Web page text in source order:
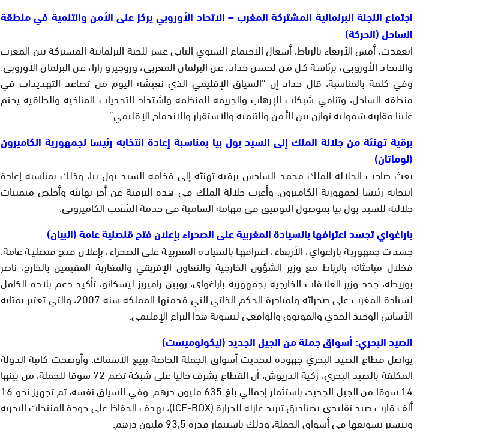
اجتماع اللجنة البرلمانية المشتركة المغرب – الاتحاد الأوروبي يركز على الأمن والتنمية في منطقة
الساحل (الحركة)
انعقدت، أمس الأربعاء بالرباط، أشغال الاجتماع السنوي الثاني عشر للجنة البرلمانية المشتركة بين المغرب
والاتحاد الأوروبي، برئاسة كل من لحسن حداد، عن البرلمان المغربي، وروجيرو رازا، عن البرلمان الأوروبي.
وفي كلمة بالمناسبة، قال حداد إن “السياق الإقليمي الذي نعيشه اليوم من تصاعد التهديدات في
منطقة الساحل، وتنامي شبكات الإرهاب والجريمة المنظمة واشتداد التحديات المناخية والطاقية يحتم
علينا مقاربة شمولية توازن بين الأمن والتنمية والاستقرار والاندماج الإقليمي”.
برقية تهنئة من جلالة الملك إلى السيد بول بيا بمناسبة إعادة انتخابه رئيسا لجمهورية الكاميرون
(لوماتان)
بعث صاحب الجلالة الملك محمد السادس برقية تهنئة إلى فخامة السيد بول بيا، وذلك بمناسبة إعادة
انتخابه رئيسا لجمهورية الكاميرون. وأعرب جلالة الملك في هذه البرقية عن أحر تهانئه وأخلص متمنيات
جلالته للسيد بول بيا بموصول التوفيق في مهامه السامية في خدمة الشعب الكاميروني.
باراغواي تجسد اعترافها بالسيادة المغربية على الصحراء بإعلان فتح قنصلية عامة (البيان)
جسدت جمهورية باراغواي، الأربعاء، اعترافها بالسيادة المغربية على الصحراء، بإعلان فتح قنصلية عامة.
فخلال مباحثاته بالرباط مع وزير الشؤون الخارجية والتعاون الإفريقي والمغاربة المقيمين بالخارج، ناصر
بوريطة، جدد وزير العلاقات الخارجية بجمهورية باراغواي، روبين راميريز ليسكانو، تأكيد دعم بلاده الكامل
لسيادة المغرب على صحرائه ولمبادرة الحكم الذاتي التي قدمتها المملكة سنة 2007، والتي تعتبر بمثابة
الأساس الوحيد الجدي والموثوق والواقعي لتسوية هذا النزاع الإقليمي.
الصيد البحري: أسواق جملة من الجيل الجديد (ليكونوميست)
يواصل قطاع الصيد البحري جهوده لتحديث أسواق الجملة الخاصة ببيع الأسماك. وأوضحت كاتبة الدولة
المكلفة بالصيد البحري، زكية الدريوش، أن القطاع يشرف حاليا على شبكة تضم 72 سوقا للجملة، من بينها
14 سوقا من الجيل الجديد، باستثمار إجمالي بلغ 635 مليون درهم. وفي السياق نفسه، تم تجهيز نحو 16
ألف قارب صيد تقليدي بصناديق تبريد عازلة للحرارة (ICE-BOX)، بهدف الحفاظ على جودة المنتجات البحرية
وتيسير تسويقها في أسواق الجملة، وذلك باستثمار قدره 93,5 مليون درهم.